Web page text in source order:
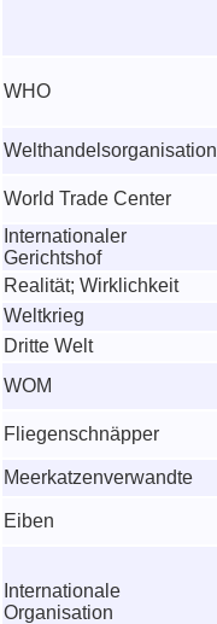
WHO
Welthandelsorganisation
World Trade Center
Internationaler
Gerichtshof
Realität; Wirklichkeit
Weltkrieg
Dritte Welt
WOM
Fliegenschnäpper
Meerkatzenverwandte
Eiben
Internationale
Organisation